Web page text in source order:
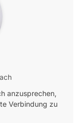
anzusprechen,
Verbindung zu